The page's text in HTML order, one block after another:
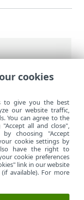
cookies
to give you the best
our website traffic,
You can agree to the
all and close",
by choosing "Accept
cookie settings by
have the right to
cookie preferences
link in our website
available). For more